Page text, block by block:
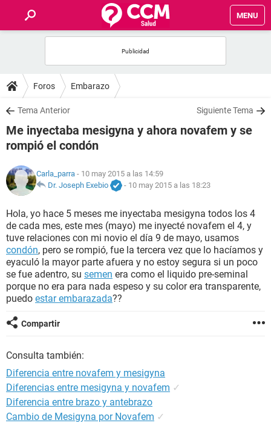
MENU
FOROS
SALUD
FAMILIA
NUTRICIÓN
SEXUALIDAD
GLOSARIO
Foros Embarazo
Tema Anterior Siguiente Tema
Me inyectaba mesigyna y ahora novafem y se
rompió el condón
Carla_parra - 10 may 2015 a las 14:59
Dr. Joseph Exebio
- 10 may 2015 a las 18:23
Hola, yo hace 5 meses me inyectaba mesigyna todos los 4
de cada mes, este mes (mayo) me inyecté novafem el 4, y
tuve relaciones con mi novio el día 9 de mayo, usamos
condón, pero se rompió, fue la tercera vez que lo hacíamos y
eyaculó la mayor parte afuera y no estoy segura si un poco
se fue adentro, su semen era como el liquido pre-seminal
porque no era para nada espeso y su color era transparente,
puedo estar embarazada??
Compartir
Consulta también:
Diferencia entre novafem y mesigyna
Diferencias entre mesigyna y novafem ✓
Diferencia entre brazo y antebrazo
Cambio de Mesigyna por Novafem ✓